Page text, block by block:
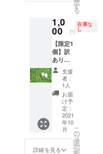
石も入
れさせ
ていた
だきま
した。
（2個）
のお手
紙 ◆製
品情
報 樹
脂ピア
スの台
座に接
着剤で
ルース
を接着
しまし
た。 ピ
アス素
材：
メッ
キ、中
国製
択
す
る
1,0
00 円
在庫な
し
【限定1
個】訳
ありオ
パール
ピア
ス 1
組
1000
円 送
料・税
込 ・オ
パール
ピア
ス 1組
支援
者：
1人
お届
け予
定：
2021
年10
月
詳細を見る
こ
の
リ
タ
ー
ン